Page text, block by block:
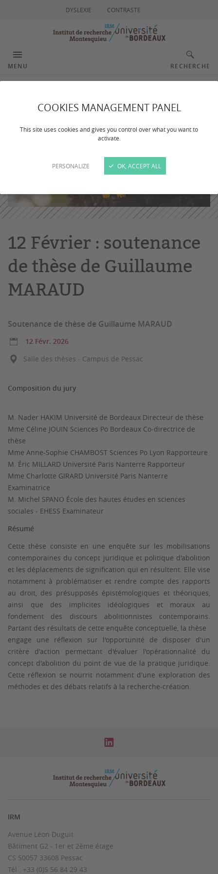
COOKIES MANAGEMENT PANEL
This site uses cookies and gives you control over what you want to
activate.
PERSONALIZE OK, ACCEPT ALL
DYSLEXIE CONTRASTE
MENU RECHERCHE
12 Février : soutenance
de thèse de Guillaume
MARAUD
Soutenance de thèse de Guillaume MARAUD
12 Févr. 2026
Salle des thèses - Campus de Pessac
Composition du jury
M. Nader HAKIM Université de Bordeaux Directeur de thèse
Mme Céline JOUIN Sciences Po Bordeaux Co-directrice de
thèse
Mme Anne-Sophie CHAMBOST Sciences Po Lyon Rapporteure
M. Éric MILLARD Université Paris Nanterre Rapporteur
Mme Charlotte GIRARD Université Paris Nanterre
Examinatrice
M. Michel SPANO École des hautes études en sciences
sociales - EHESS Examinateur
Résumé
Cette thèse consiste en une enquête sur les mobilisations
contemporaines du concept juridique et politique d'abolition
et les déplacements de signification qui en résultent. Elle vise
notamment à problématiser et rendre compte des rapports
au droit, des présupposés épistémologiques et théoriques,
ainsi que des implicites idéologiques et moraux au
fondement des discours abolitionnistes contemporains.
Partant des résultats de cette enquête conceptuelle, la thèse
engage une réflexion sur l'opportunité de disposer d'un
critère d'action permettant d'évaluer l'opérationnalité du
concept d'abolition du point de vue de la pratique juridique.
Cette réflexion se nourrit notamment d'une exploration des
méthodes et des débats relatifs à la recherche-création.
IRM
Avenue Léon Duguit
Bâtiment G2 - 1er et 2ème étage
CS 50057 33608 Pessac
Tél : +33 (0)5 56 84 29 43